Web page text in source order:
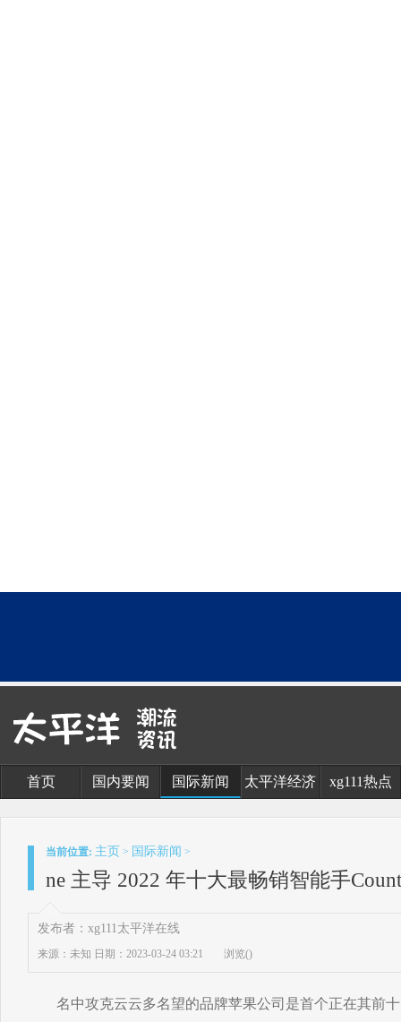
首页 国内要闻 国际新闻 太平洋经济 xg111热点
当前位置: 主页 > 国际新闻 >
ne 主导 2022 年十大最畅销智能手
发布者：xg111太平洋在线
来源：未知 日期：2023-03-24 03:21 浏览()
名中攻克云云多名望的品牌苹果公司是首个正在其前十